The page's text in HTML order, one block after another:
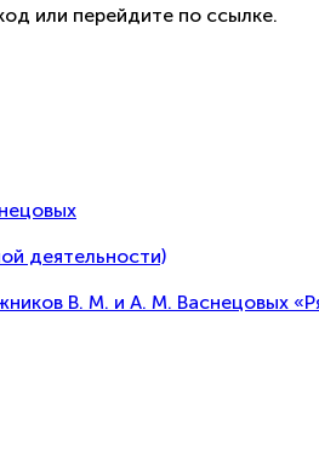
или перейдите по ссылке.
деятельности)
В. М. и А. М. Васнецовых